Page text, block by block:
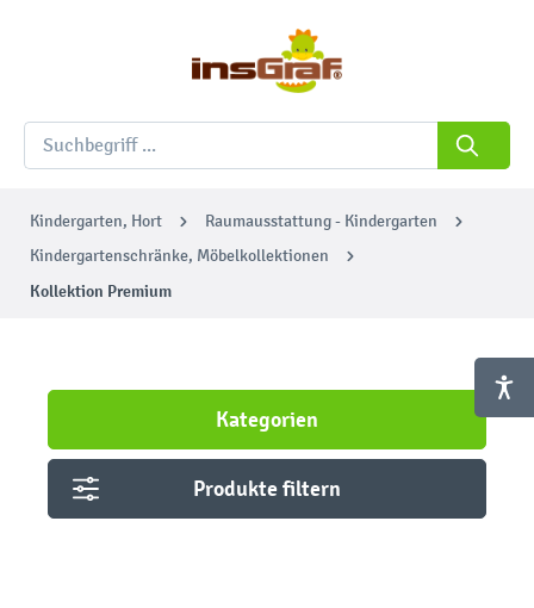
Kindergarten, Hort
Raumausstattung - Kindergarten
Kindergartenschränke, Möbelkollektionen
Kollektion Premium
Kategorien
Produkte filtern